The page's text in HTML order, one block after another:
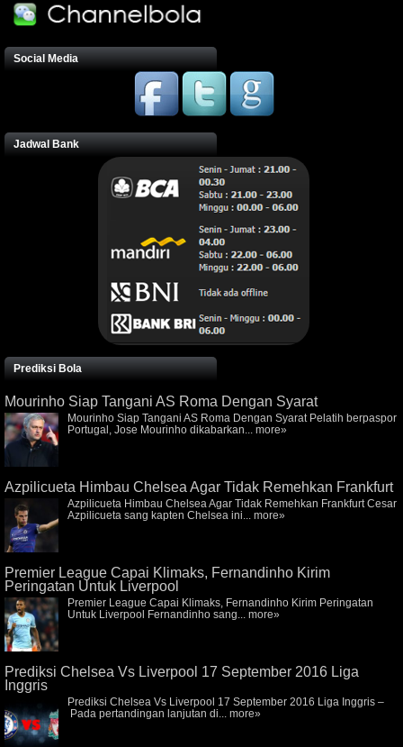
Social Media
Jadwal Bank
Prediksi Bola
Mourinho Siap Tangani AS Roma Dengan Syarat
Mourinho Siap Tangani AS Roma Dengan Syarat Pelatih berpaspor
Portugal, Jose Mourinho dikabarkan... more»
Azpilicueta Himbau Chelsea Agar Tidak Remehkan Frankfurt
Azpilicueta Himbau Chelsea Agar Tidak Remehkan Frankfurt Cesar
Azpilicueta sang kapten Chelsea ini... more»
Premier League Capai Klimaks, Fernandinho Kirim
Peringatan Untuk Liverpool
Premier League Capai Klimaks, Fernandinho Kirim Peringatan
Untuk Liverpool Fernandinho sang... more»
Prediksi Chelsea Vs Liverpool 17 September 2016 Liga
Inggris
Prediksi Chelsea Vs Liverpool 17 September 2016 Liga Inggris –
Pada pertandingan lanjutan di... more»